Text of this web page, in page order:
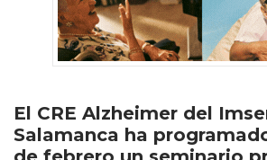
El CRE Alzheimer del
Salamanca ha